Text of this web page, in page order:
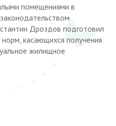
помещениями в
Дроздов подготовил
касающихся получения
жилищное